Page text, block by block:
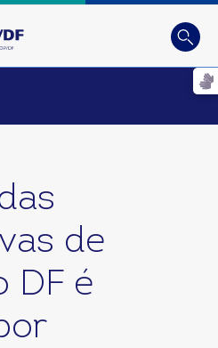
Busca
de
DF é